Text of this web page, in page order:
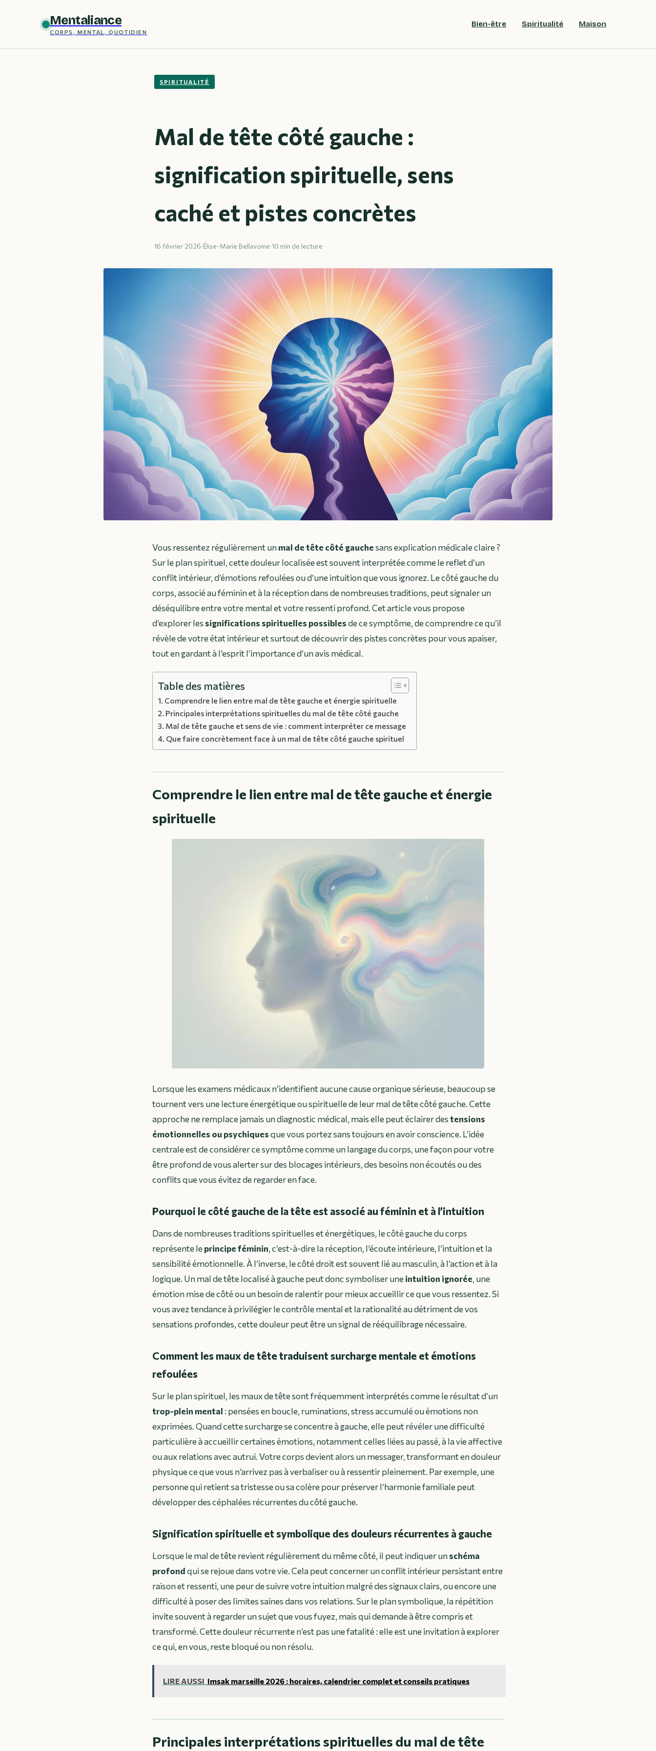
Mentaliance
CORPS, MENTAL, QUOTIDIEN
Bien-être Spiritualité Maison
SPIRITUALITÉ
Mal de tête côté gauche :
signification spirituelle, sens
caché et pistes concrètes
16 février 2026·Élise-Marie Bellavoine·10 min de lecture
Vous ressentez régulièrement unmal de tête côté gauchesans explication médicale claire ?
Sur le plan spirituel, cette douleur localisée est souvent interprétée comme le reflet d’un
conflit intérieur, d’émotions refoulées ou d’une intuition que vous ignorez. Le côté gauche du
corps, associé au féminin et à la réception dans de nombreuses traditions, peut signaler un
déséquilibre entre votre mental et votre ressenti profond. Cet article vous propose
d’explorer lessignifications spirituelles possiblesde ce symptôme, de comprendre ce qu’il
révèle de votre état intérieur et surtout de découvrir des pistes concrètes pour vous apaiser,
tout en gardant à l’esprit l’importance d’un avis médical.
Table des matières
Comprendre le lien entre mal de tête gauche et énergie spirituelle
Principales interprétations spirituelles du mal de tête côté gauche
Mal de tête gauche et sens de vie : comment interpréter ce message
Que faire concrètement face à un mal de tête côté gauche spirituel
Comprendre le lien entre mal de tête gauche et énergie
spirituelle
Lorsque les examens médicaux n’identifient aucune cause organique sérieuse, beaucoup se
tournent vers une lecture énergétique ou spirituelle de leur mal de tête côté gauche. Cette
approche ne remplace jamais un diagnostic médical, mais elle peut éclairer destensions
émotionnelles ou psychiquesque vous portez sans toujours en avoir conscience. L’idée
centrale est de considérer ce symptôme comme un langage du corps, une façon pour votre
être profond de vous alerter sur des blocages intérieurs, des besoins non écoutés ou des
conflits que vous évitez de regarder en face.
Pourquoi le côté gauche de la tête est associé au féminin et à l’intuition
Dans de nombreuses traditions spirituelles et énergétiques, le côté gauche du corps
représente leprincipe féminin, c’est-à-dire la réception, l’écoute intérieure, l’intuition et la
sensibilité émotionnelle. À l’inverse, le côté droit est souvent lié au masculin, à l’action et à la
logique. Un mal de tête localisé à gauche peut donc symboliser uneintuition ignorée, une
émotion mise de côté ou un besoin de ralentir pour mieux accueillir ce que vous ressentez. Si
vous avez tendance à privilégier le contrôle mental et la rationalité au détriment de vos
sensations profondes, cette douleur peut être un signal de rééquilibrage nécessaire.
Comment les maux de tête traduisent surcharge mentale et émotions
refoulées
Sur le plan spirituel, les maux de tête sont fréquemment interprétés comme le résultat d’un
trop-plein mental : pensées en boucle, ruminations, stress accumulé ou émotions non
exprimées. Quand cette surcharge se concentre à gauche, elle peut révéler une difficulté
particulière à accueillir certaines émotions, notamment celles liées au passé, à la vie affective
ou aux relations avec autrui. Votre corps devient alors un messager, transformant en douleur
physique ce que vous n’arrivez pas à verbaliser ou à ressentir pleinement. Par exemple, une
personne qui retient sa tristesse ou sa colère pour préserver l’harmonie familiale peut
développer des céphalées récurrentes du côté gauche.
Signification spirituelle et symbolique des douleurs récurrentes à gauche
Lorsque le mal de tête revient régulièrement du même côté, il peut indiquer unschéma
profondqui se rejoue dans votre vie. Cela peut concerner un conflit intérieur persistant entre
raison et ressenti, une peur de suivre votre intuition malgré des signaux clairs, ou encore une
difficulté à poser des limites saines dans vos relations. Sur le plan symbolique, la répétition
invite souvent à regarder un sujet que vous fuyez, mais qui demande à être compris et
transformé. Cette douleur récurrente n’est pas une fatalité : elle est une invitation à explorer
ce qui, en vous, reste bloqué ou non résolu.
LIRE AUSSI Imsak marseille 2026 : horaires, calendrier complet et conseils pratiques
Principales interprétations spirituelles du mal de tête